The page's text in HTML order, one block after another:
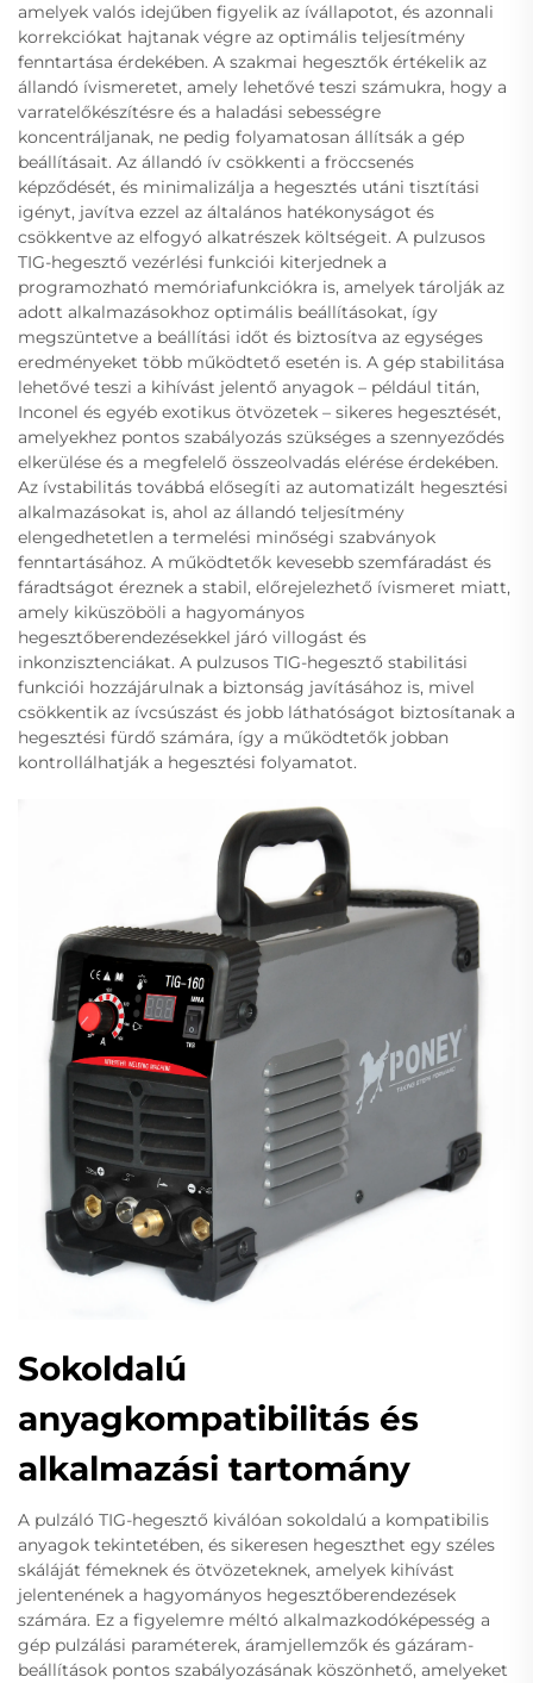
amelyek valós idejűben figyelik az ívállapotot, és azonnali
korrekciókat hajtanak végre az optimális teljesítmény
fenntartása érdekében. A szakmai hegesztők értékelik az
állandó ívismeretet, amely lehetővé teszi számukra, hogy a
varratelőkészítésre és a haladási sebességre
koncentráljanak, ne pedig folyamatosan állítsák a gép
beállításait. Az állandó ív csökkenti a fröccsenés
képződését, és minimalizálja a hegesztés utáni tisztítási
igényt, javítva ezzel az általános hatékonyságot és
csökkentve az elfogyó alkatrészek költségeit. A pulzusos
TIG-hegesztő vezérlési funkciói kiterjednek a
programozható memóriafunkciókra is, amelyek tárolják az
adott alkalmazásokhoz optimális beállításokat, így
megszüntetve a beállítási időt és biztosítva az egységes
eredményeket több működtető esetén is. A gép stabilitása
lehetővé teszi a kihívást jelentő anyagok – például titán,
Inconel és egyéb exotikus ötvözetek – sikeres hegesztését,
amelyekhez pontos szabályozás szükséges a szennyeződés
elkerülése és a megfelelő összeolvadás elérése érdekében.
Az ívstabilitás továbbá elősegíti az automatizált hegesztési
alkalmazásokat is, ahol az állandó teljesítmény
elengedhetetlen a termelési minőségi szabványok
fenntartásához. A működtetők kevesebb szemfáradást és
fáradtságot éreznek a stabil, előrejelezhető ívismeret miatt,
amely kiküszöböli a hagyományos
hegesztőberendezésekkel járó villogást és
inkonzisztenciákat. A pulzusos TIG-hegesztő stabilitási
funkciói hozzájárulnak a biztonság javításához is, mivel
csökkentik az ívcsúszást és jobb láthatóságot biztosítanak a
hegesztési fürdő számára, így a működtetők jobban
kontrollálhatják a hegesztési folyamatot.
Sokoldalú
anyagkompatibilitás és
alkalmazási tartomány
A pulzáló TIG-hegesztő kiválóan sokoldalú a kompatibilis
anyagok tekintetében, és sikeresen hegeszthet egy széles
skáláját fémeknek és ötvözeteknek, amelyek kihívást
jelentenének a hagyományos hegesztőberendezések
számára. Ez a figyelemre méltó alkalmazkodóképesség a
gép pulzálási paraméterek, áramjellemzők és gázáram-
beállítások pontos szabályozásának köszönhető, amelyeket